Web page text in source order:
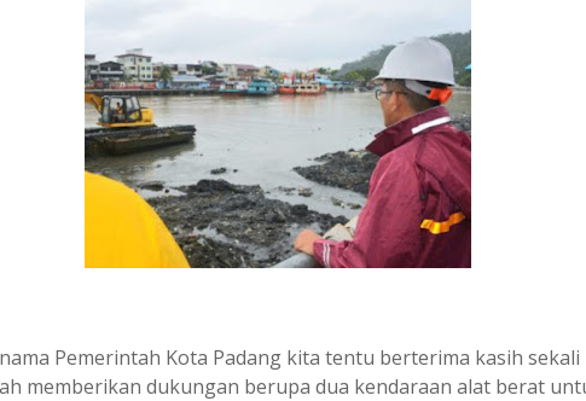
Pemerintah Kota Padang kita tentu berterima kasih sekali
memberikan dukungan berupa dua kendaraan alat berat